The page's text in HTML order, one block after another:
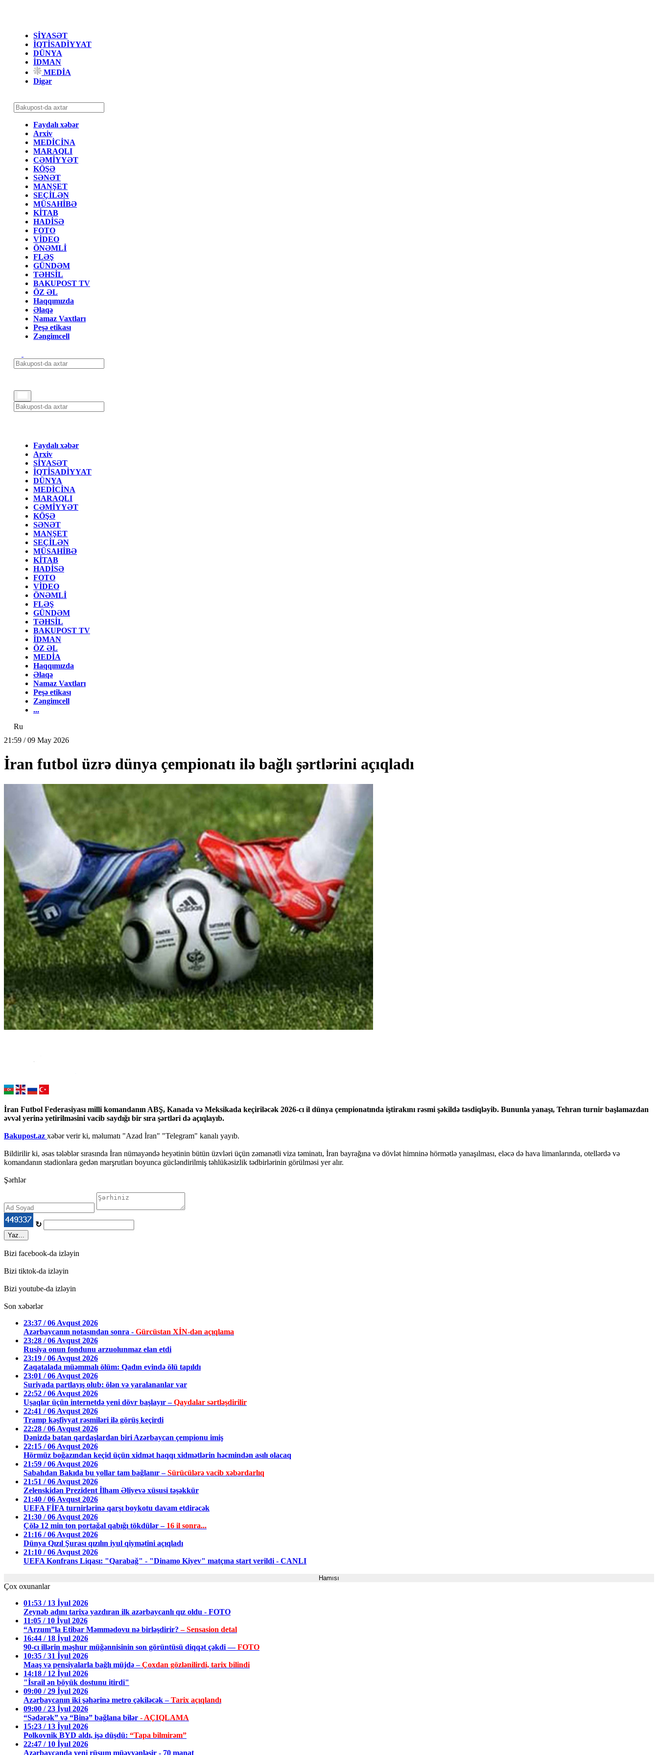
SİYASƏT
İQTİSADİYYAT
DÜNYA
İDMAN
MEDİA
Digər
Faydalı xəbər
Arxiv
MEDİCİNA
MARAQLI
CƏMİYYƏT
KÖŞƏ
SƏNƏT
MANŞET
SEÇİLƏN
MÜSAHİBƏ
KİTAB
HADİSƏ
FOTO
VİDEO
ÖNƏMLİ
FLƏŞ
GÜNDƏM
TƏHSİL
BAKUPOST TV
ÖZ ƏL
Haqqımızda
Əlaqə
Namaz Vaxtları
Peşə etikası
Zəngimcell
Faydalı xəbər
Arxiv
SİYASƏT
İQTİSADİYYAT
DÜNYA
MEDİCİNA
MARAQLI
CƏMİYYƏT
KÖŞƏ
SƏNƏT
MANŞET
SEÇİLƏN
MÜSAHİBƏ
KİTAB
HADİSƏ
FOTO
VİDEO
ÖNƏMLİ
FLƏŞ
GÜNDƏM
TƏHSİL
BAKUPOST TV
İDMAN
ÖZ ƏL
MEDİA
Haqqımızda
Əlaqə
Namaz Vaxtları
Peşə etikası
Zəngimcell
...
Ru
21:59 / 09 May 2026
İran futbol üzrə dünya çempionatı ilə bağlı şərtlərini açıqladı
İran Futbol Federasiyası milli komandanın ABŞ, Kanada və Meksikada keçiriləcək 2026-cı il dünya çempionatında iştirakını rəsmi şəkildə təsdiqləyib. Bununla yanaşı, Tehran turnir başlamazdan
əvvəl yerinə yetirilməsini vacib saydığı bir sıra şərtləri də açıqlayıb.
Bakupost.az xəbər verir ki, məlumatı "Azad İran" "Telegram" kanalı yayıb.
Bildirilir ki, əsas tələblər sırasında İran nümayəndə heyətinin bütün üzvləri üçün zəmanətli viza təminatı, İran bayrağına və dövlət himninə hörmətlə yanaşılması, eləcə də hava limanlarında, otellərdə və
komandanın stadionlara gedən marşrutları boyunca gücləndirilmiş təhlükəsizlik tədbirlərinin görülməsi yer alır.
Şərhlər
↻
Yaz...
Bizi facebook-da izləyin
Bizi tiktok-da izləyin
Bizi youtube-da izləyin
Son xəbərlər
23:37 / 06 Avqust 2026
Azərbaycanın notasından sonra - Gürcüstan XİN-dən açıqlama
23:28 / 06 Avqust 2026
Rusiya onun fondunu arzuolunmaz elan etdi
23:19 / 06 Avqust 2026
Zaqatalada müəmmalı ölüm: Qadın evində ölü tapıldı
23:01 / 06 Avqust 2026
Suriyada partlayış olub: ölən və yaralananlar var
22:52 / 06 Avqust 2026
Uşaqlar üçün internetdə yeni dövr başlayır –Qaydalar sərtləşdirilir
22:41 / 06 Avqust 2026
Tramp kəşfiyyat rəsmiləri ilə görüş keçirdi
22:28 / 06 Avqust 2026
Dənizdə batan qardaşlardan biri Azərbaycan çempionu imiş
22:15 / 06 Avqust 2026
Hörmüz boğazından keçid üçün xidmət haqqı xidmətlərin həcmindən asılı olacaq
21:59 / 06 Avqust 2026
Sabahdan Bakıda bu yollar tam bağlanır –Sürücülərə vacib xəbərdarlıq
21:51 / 06 Avqust 2026
Zelenskidən Prezident İlham Əliyevə xüsusi təşəkkür
21:40 / 06 Avqust 2026
UEFA FİFA turnirlərinə qarşı boykotu davam etdirəcək
21:30 / 06 Avqust 2026
Çölə 12 min ton portağal qabığı tökdülər – 16 il sonra...
21:16 / 06 Avqust 2026
Dünya Qızıl Şurası qızılın iyul qiymətini açıqladı
21:10 / 06 Avqust 2026
UEFA Konfrans Liqası: "Qarabağ" - "Dinamo Kiyev" matçına start verildi - CANLI
Hamısı
Çox oxunanlar
01:53 / 13 İyul 2026
Zeynəb adını tarixə yazdıran ilk azərbaycanlı qız oldu - FOTO
11:05 / 10 İyul 2026
“Arzum”la Etibar Məmmədovu nə birləşdirir?– Sensasion detal
16:44 / 18 İyul 2026
90-cı illərin məşhur müğənnisinin son görüntüsü diqqət çəkdi —FOTO
10:35 / 31 İyul 2026
Maaş və pensiyalarla bağlı müjdə –Çoxdan gözlənilirdi, tarix bilindi
14:18 / 12 İyul 2026
"İsrail ən böyük dostunu itirdi"
09:00 / 29 İyul 2026
Azərbaycanın iki şəhərinə metro çəkiləcək –Tarix açıqlandı
09:00 / 23 İyul 2026
“Sədərək” və “Binə” bağlana bilər - AÇIQLAMA
15:23 / 13 İyul 2026
Polkovnik BYD aldı, işə düşdü: “Tapa bilmirəm”
22:47 / 10 İyul 2026
Azərbaycanda yeni rüsum müəyyənləşir - 70 manat